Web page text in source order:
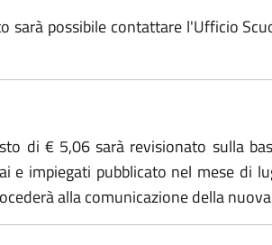
sarà possibile contattare l'Ufficio
di € 5,06 sarà revisionato sulla
e impiegati pubblicato nel mese di
alla comunicazione della